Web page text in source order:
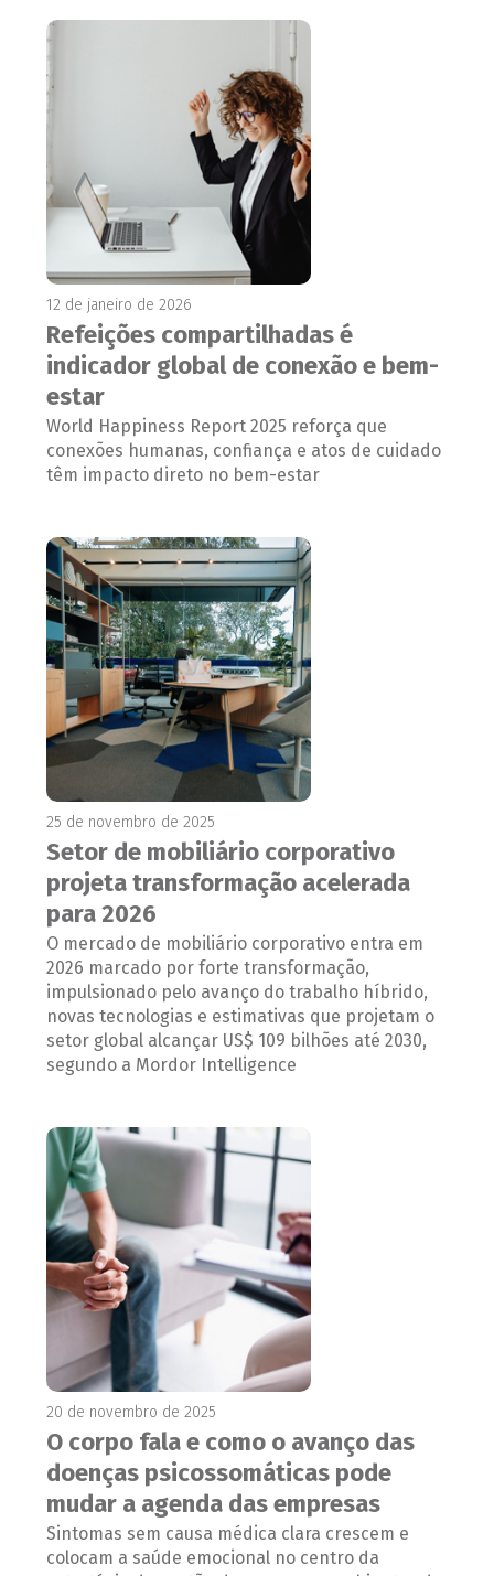
12 de janeiro de 2026
Refeições compartilhadas é
indicador global de conexão e bem-
estar
World Happiness Report 2025 reforça que
conexões humanas, confiança e atos de cuidado
têm impacto direto no bem-estar
25 de novembro de 2025
Setor de mobiliário corporativo
projeta transformação acelerada
para 2026
O mercado de mobiliário corporativo entra em
2026 marcado por forte transformação,
impulsionado pelo avanço do trabalho híbrido,
novas tecnologias e estimativas que projetam o
setor global alcançar US$ 109 bilhões até 2030,
segundo a Mordor Intelligence
20 de novembro de 2025
O corpo fala e como o avanço das
doenças psicossomáticas pode
mudar a agenda das empresas
Sintomas sem causa médica clara crescem e
colocam a saúde emocional no centro da